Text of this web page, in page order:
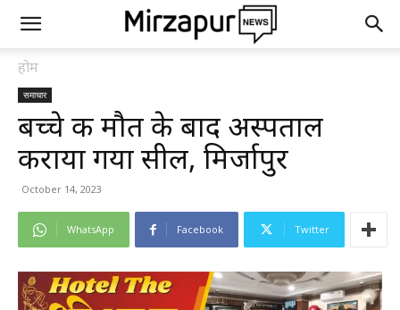
होम
समाचार
बच्चे की मौत के बाद अस्पताल
कराया गया सील, मिर्जापुर
October 14, 2023
WhatsApp Facebook Twitter